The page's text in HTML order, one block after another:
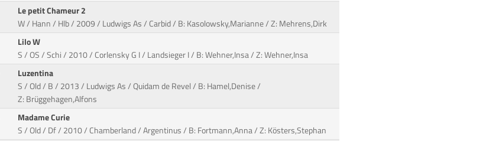
Le petit Chameur 2
W / Hann / Hlb / 2009 / Ludwigs As / Carbid / B: Kasolowsky,Marianne / Z: Mehrens,Dirk
Lilo W
S / OS / Schi / 2010 / Corlensky G I / Landsieger I / B: Wehner,Insa / Z: Wehner,Insa
Luzentina
S / Old / B / 2013 / Ludwigs As / Quidam de Revel / B: Hamel,Denise /
Z: Brüggehagen,Alfons
Madame Curie
S / Old / Df / 2010 / Chamberland / Argentinus / B: Fortmann,Anna / Z: Kösters,Stephan